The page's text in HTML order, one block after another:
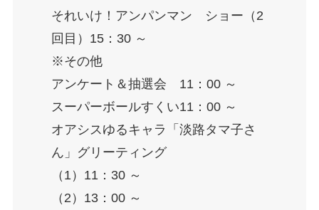
それいけ！アンパンマン ショー（2
回目）15：30 ～
※その他
アンケート＆抽選会 11：00 ～
スーパーボールすくい11：00 ～
オアシスゆるキャラ「淡路タマ子さ
ん」グリーティング
（1）11：30 ～
（2）13：00 ～